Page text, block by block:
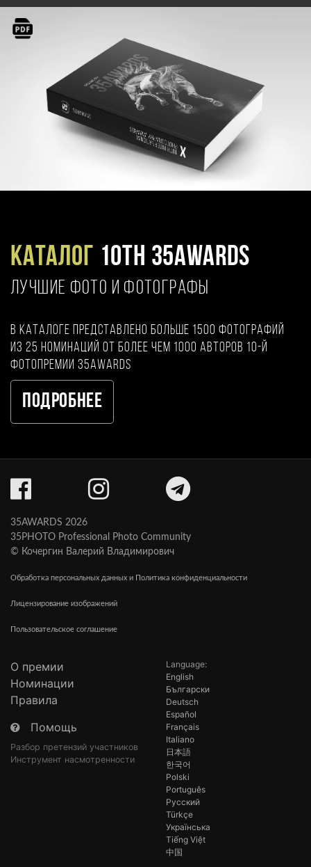
Каталог 10TH 35AWARDS
ЛУЧШИЕ ФОТО И ФОТОГРАФЫ
В каталоге представлено больше 1500 фотографий
из 25 номинаций от более чем 1000 авторов 10-й
фотопремии 35AWARDS
Подробнее
35AWARDS 2026
35PHOTO Professional Photo Community
© Кочергин Валерий Владимирович
Обработка персональных данных и Политика конфиденциальности
Лицензирование изображений
Пользовательское соглашение
О премии
Номинации
Правила
Помощь
Разбор претензий участников
Инструмент насмотренности
Language:
English
Български
Deutsch
Español
Français
Italiano
日本語
한국어
Polski
Português
Русский
Türkçe
Українська
Tiếng Việt
中国